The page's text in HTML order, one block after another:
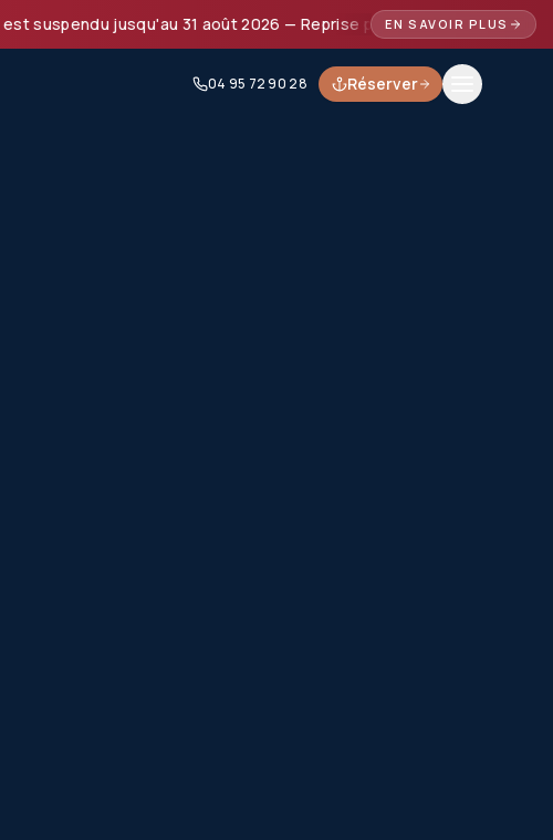
suspendu jusqu'au 31 août 2026 — Reprise prévue à partir de
EN SAVOIR PLUS
04 95 72 90 28 Réserver